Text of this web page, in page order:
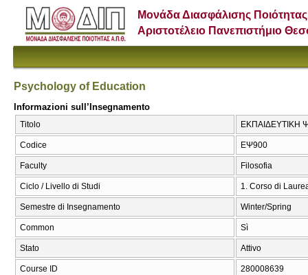
Μονάδα Διασφάλισης Ποιότητας
Αριστοτέλειο Πανεπιστήμιο
Psychology of Education
Informazioni sull’Insegnamento
Titolo ΕΚΠΑΙΔΕΥΤΙΚΗ
Codice ΕΨ900
Faculty Filosofia
Ciclo / Livello di Studi 1. Corso di
Semestre di Insegnamento Winter/Spring
Common Sì
Stato Attivo
Course ID 280008639